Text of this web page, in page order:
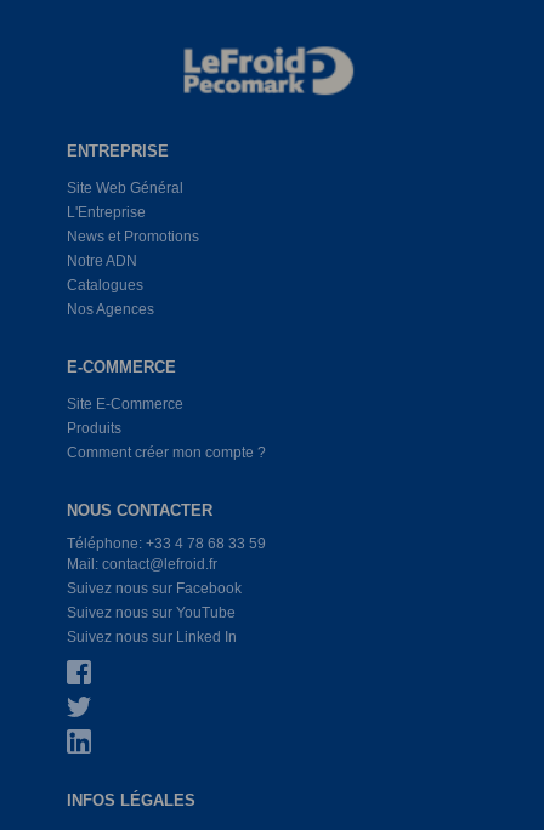
ENTREPRISE
Site Web Général
L'Entreprise
News et Promotions
Notre ADN
Catalogues
Nos Agences
E-COMMERCE
Site E-Commerce
Produits
Comment créer mon compte ?
NOUS CONTACTER
Téléphone: +33 4 78 68 33 59
Mail: contact@lefroid.fr
Suivez nous sur Facebook
Suivez nous sur YouTube
Suivez nous sur Linked In
INFOS LÉGALES